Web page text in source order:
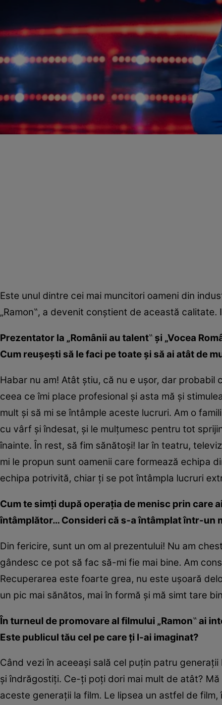
Este unul dintre cei mai muncitori oameni din
„Ramon‟, a devenit conștient de această
Prezentator la „Românii au talent‟ și „Vocea
Cum reușești să le faci pe toate și să ai atât de
Habar nu am! Atât știu, că nu e ușor, dar
ceea ce îmi place profesional și asta mă și
mult și să mi se întâmple aceste lucruri. Am o
cu vârf și îndesat, și le mulțumesc pentru tot
înainte. În rest, să fim sănătoși! Iar în teatru,
mi le propun sunt oamenii care formează echipa
echipa potrivită, chiar ți se pot întâmpla lucruri
Cum te simți după operația de menisc prin care
întâmplător… Consideri că s-a întâmplat într-un
Din fericire, sunt un om al prezentului! Nu am
gândesc ce pot să fac să-mi fie mai bine. Am
Recuperarea este foarte grea, nu este ușoară
un pic mai sănătos, mai în formă și mă simt tare
În turneul de promovare al filmului „Ramon‟ ai
Este publicul tău cel pe care ți l-ai imaginat?
Când vezi în aceeași sală cel puțin patru
și îndrăgostiți. Ce-ți poți dori mai mult de atât?
aceste generații la film. Le lipsea un astfel de